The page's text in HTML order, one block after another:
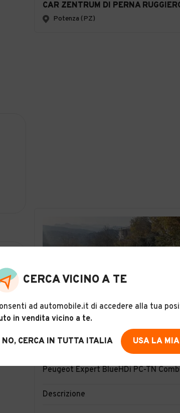
CAR ZENTRUM DI PERNA
Potenza (PZ)
Peugeot Expert BlueHDi PC-TN
Descrizione
CERCA VICINO A TE
ad automobile.it di accedere alla tua
in vendita vicino a te.
NO, CERCA IN TUTTA ITALIA USA LA